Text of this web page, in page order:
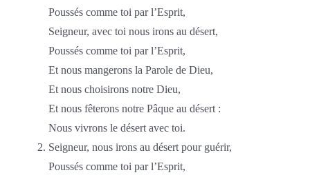
Poussés comme toi par l’Esprit,
Seigneur, avec toi nous irons au désert,
Poussés comme toi par l’Esprit,
Et nous mangerons la Parole de Dieu,
Et nous choisirons notre Dieu,
Et nous fêterons notre Pâque au désert :
Nous vivrons le désert avec toi.
Seigneur, nous irons au désert pour guérir,
Poussés comme toi par l’Esprit,